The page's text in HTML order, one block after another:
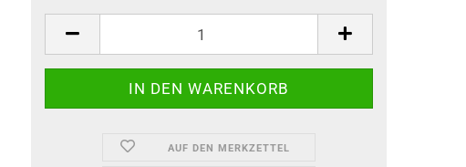
AUF DEN MERKZETTEL